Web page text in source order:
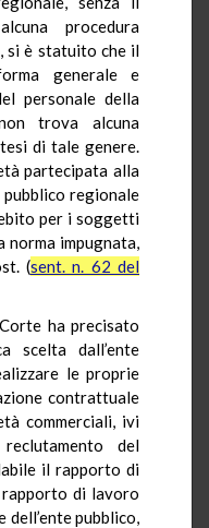
procedura
si è statuito che il
generale e
personale della
trova alcuna
di tale genere.
partecipata alla
regionale
per i soggetti
norma impugnata,
(sent. n. 62 del
ha precisato
scelta dall’ente
le proprie
contrattuale
commerciali, ivi
del
il rapporto di
di lavoro
pubblico,